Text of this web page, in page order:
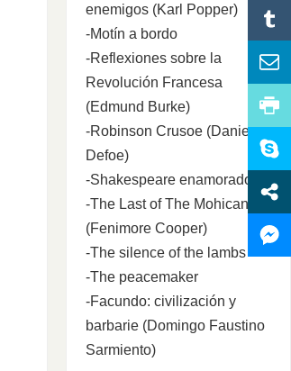
enemigos (Karl Popper)
-Motín a bordo
-Reflexiones sobre la
Revolución Francesa
(Edmund Burke)
-Robinson Crusoe (Daniel
Defoe)
-Shakespeare enamorado
-The Last of The Mohicans
(Fenimore Cooper)
-The silence of the lambs
-The peacemaker
-Facundo: civilización y
barbarie (Domingo Faustino
Sarmiento)